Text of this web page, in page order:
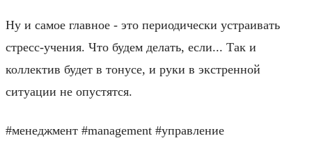
Ну и самое главное - это периодически устраивать
стресс-учения. Что будем делать, если... Так и
коллектив будет в тонусе, и руки в экстренной
ситуации не опустятся.
#менеджмент #management #управление